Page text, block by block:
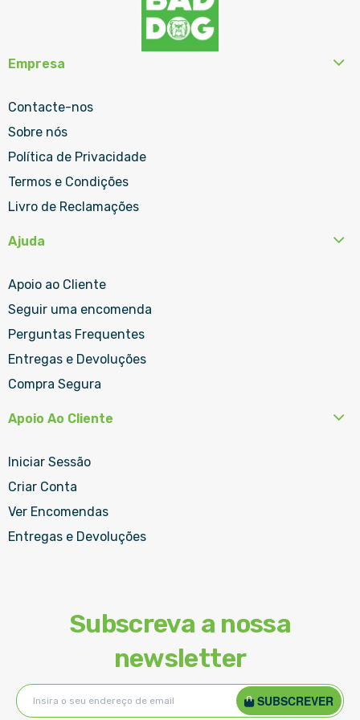
Empresa
Contacte-nos
Sobre nós
Política de Privacidade
Termos e Condições
Livro de Reclamações
Ajuda
Apoio ao Cliente
Seguir uma encomenda
Perguntas Frequentes
Entregas e Devoluções
Compra Segura
Apoio Ao Cliente
Iniciar Sessão
Criar Conta
Ver Encomendas
Entregas e Devoluções
Subscreva a nossa
newsletter
Subscreva
a
SUBSCREVER